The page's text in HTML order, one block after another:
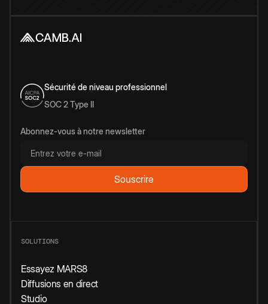
Sécurité de niveau professionnel
SOC 2 Type II
Abonnez-vous à notre newsletter
SOLUTIONS
Essayez MARS8
Diffusions en direct
Studio